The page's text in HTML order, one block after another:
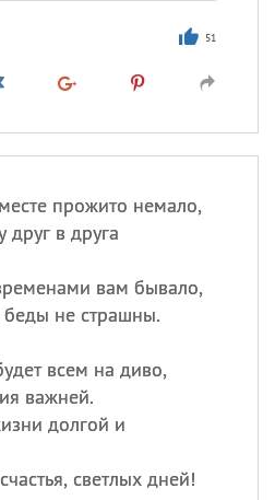
51
прожито немало,
в друга
вам бывало,
беды не страшны.
всем на диво,
важней.
долгой и
светлых дней!